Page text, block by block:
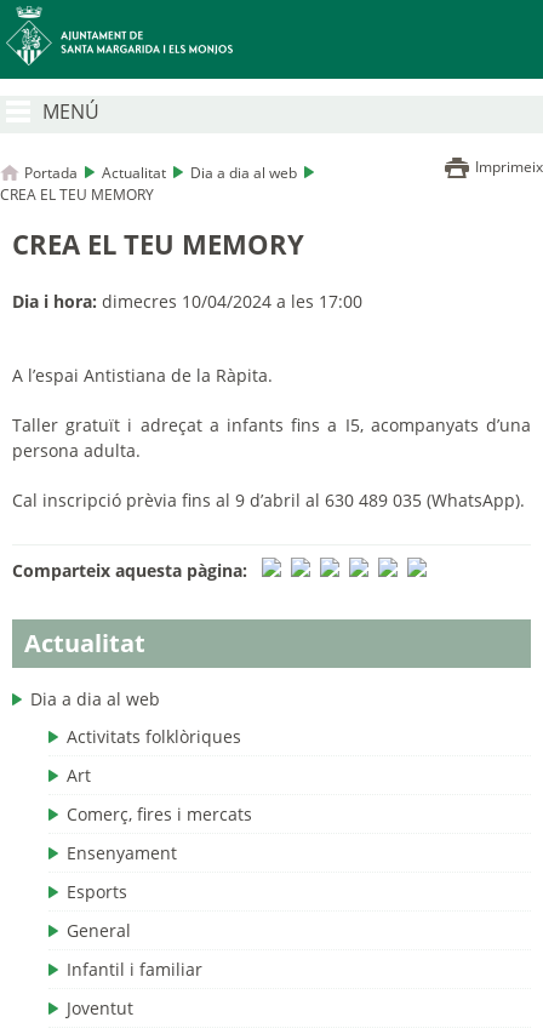
MENÚ
Portada Actualitat
Dia a dia al web
CREA EL TEU MEMORY
Imprimeix
Actualitat
Dia a dia al web
Activitats folklòriques
Art
Comerç, fires i mercats
Ensenyament
Esports
General
Infantil i familiar
Joventut
CREA EL TEU MEMORY
Dia i hora: dimecres 10/04/2024 a les 17:00
A l’espai Antistiana de la Ràpita.
Taller gratuït i adreçat a infants fins a I5, acompanyats d’una
persona adulta.
Cal inscripció prèvia fins al 9 d’abril al 630 489 035 (WhatsApp).
Comparteix aquesta pàgina: